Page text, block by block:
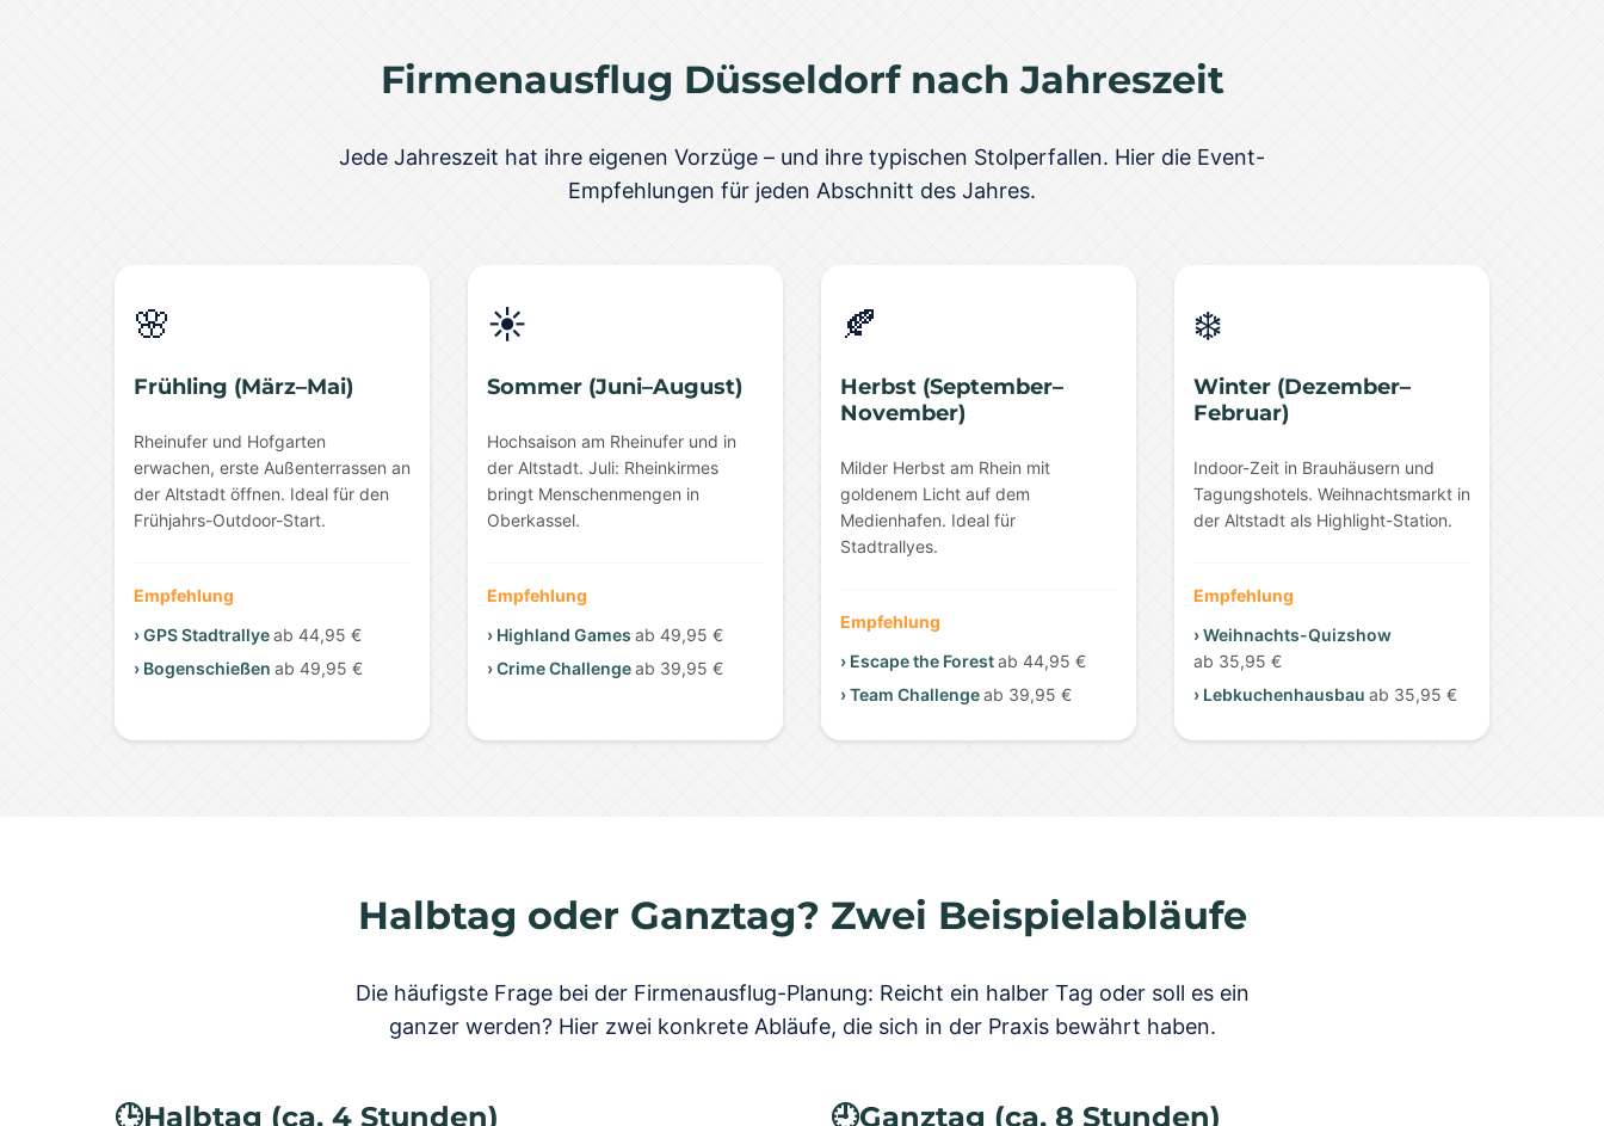
Firmenausflug Düsseldorf nach Jahreszeit
Jede Jahreszeit hat ihre eigenen Vorzüge – und ihre typischen Stolperfallen. Hier die Event-
Empfehlungen für jeden Abschnitt des Jahres.
🌸
Frühling (März–Mai)
Rheinufer und Hofgarten
erwachen, erste Außenterrassen an
der Altstadt öffnen. Ideal für den
Frühjahrs-Outdoor-Start.
Empfehlung
› GPS Stadtrallyeab 44,95 €
› Bogenschießen ab 49,95 €
☀️
Sommer (Juni–August)
Hochsaison am Rheinufer und in
der Altstadt. Juli: Rheinkirmes
bringt Menschenmengen in
Oberkassel.
Empfehlung
› Highland Games ab 49,95 €
› Crime Challengeab 39,95 €
🍂
Herbst (September–
November)
Milder Herbst am Rhein mit
goldenem Licht auf dem
Medienhafen. Ideal für
Stadtrallyes.
Empfehlung
› Escape the Forestab 44,95 €
› Team Challengeab 39,95 €
❄️
Winter (Dezember–
Februar)
Indoor-Zeit in Brauhäusern und
Tagungshotels. Weihnachtsmarkt in
der Altstadt als Highlight-Station.
Empfehlung
› Weihnachts-Quizshow
ab 35,95 €
› Lebkuchenhausbau ab 35,95 €
Halbtag oder Ganztag? Zwei Beispielabläufe
Die häufigste Frage bei der Firmenausflug-Planung: Reicht ein halber Tag oder soll es ein
ganzer werden? Hier zwei konkrete Abläufe, die sich in der Praxis bewährt haben.
🕒Halbtag (ca. 4 Stunden) 🕘Ganztag (ca. 8 Stunden)